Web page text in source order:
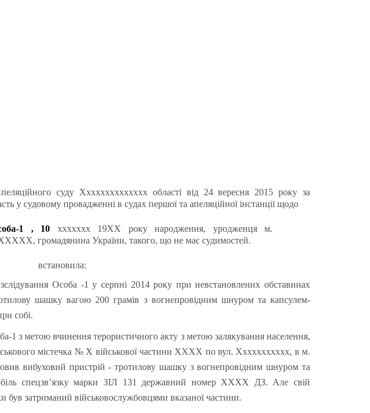
суду Хххххххххххххх області від 24 вересня 2015 року за
у судовому провадженні в судах першої та апеляційної інстанції щодо
1 , 10 ххххххх 19ХХ року народження, уродженця м.
громадянина України, такого, що не має судимостей.
встановила:
Особа -1 у серпні 2014 року при невстановлених обставинах
шашку вагою 200 грамів з вогнепровідним шнуром та капсулем-
собі.
1 з метою вчинення терористичного акту з метою залякування населення,
містечка № Х військової частини ХХХХ по вул. Ххххххххххх, в м.
вибуховий пристрій - тротилову шашку з вогнепровідним шнуром та
спецзв’язку марки ЗІЛ 131 державний номер ХХХХ ДЗ. Але свій
був затриманий військовослужбовцями вказаної частини.